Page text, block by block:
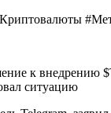
к
ситуацию